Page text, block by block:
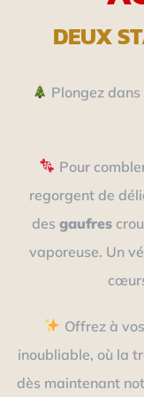
DEUX
Plongez
Pour
regorgent de
desgaufres
vaporeuse. Un
Offrez à
inoubliable, où la
dès maintenant